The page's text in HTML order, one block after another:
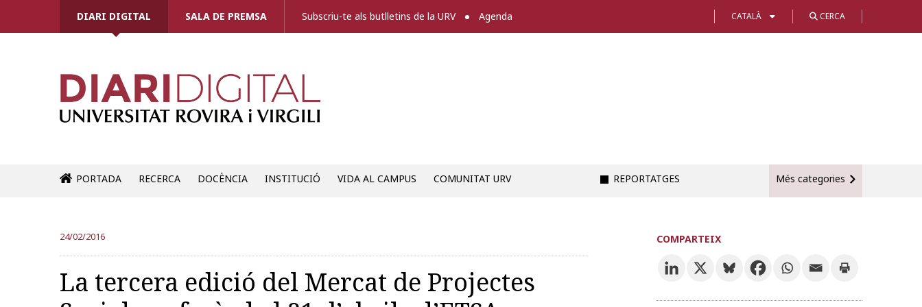
DIARI DIGITAL SALA DE PREMSA Subscriu-te als butlletins de la URV Agenda CATALÀ CERCA
PORTADA RECERCA DOCÈNCIA INSTITUCIÓ VIDA AL CAMPUS COMUNITAT URV REPORTATGES Més categories
24/02/2016
La tercera edició del Mercat de Projectes
COMPARTEIX